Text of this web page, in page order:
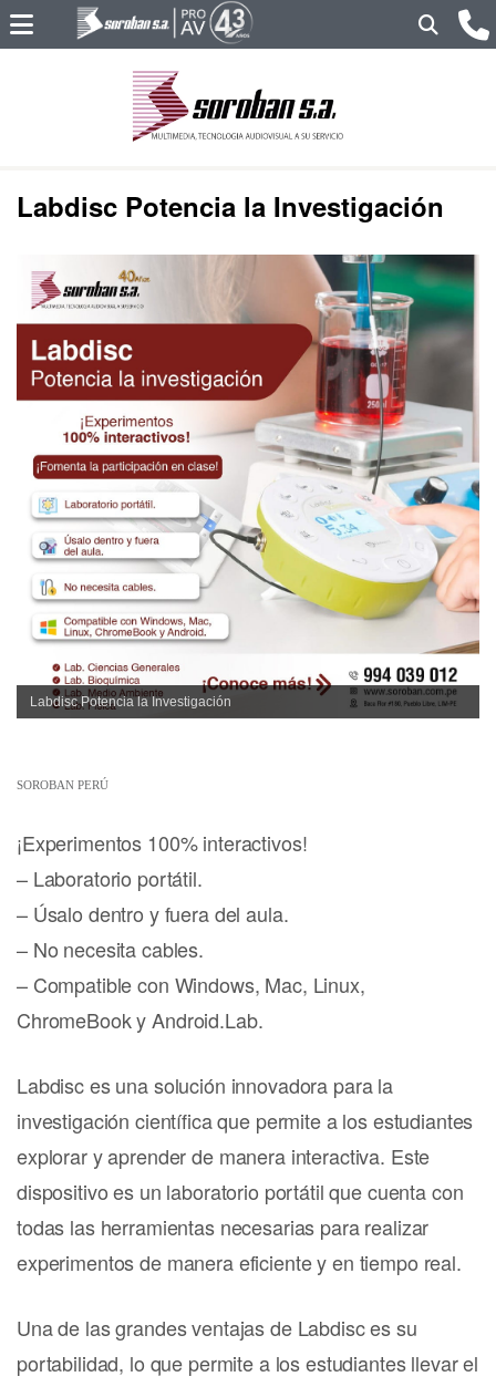
Labdisc Potencia la Investigación
Labdisc Potencia la Investigación
SOROBAN PERÚ
¡Experimentos 100% interactivos!
– Laboratorio portátil.
– Úsalo dentro y fuera del aula.
– No necesita cables.
– Compatible con Windows, Mac, Linux,
ChromeBook y Android.Lab.
Labdisc es una solución innovadora para la
investigación científica que permite a los estudiantes
explorar y aprender de manera interactiva. Este
dispositivo es un laboratorio portátil que cuenta con
todas las herramientas necesarias para realizar
experimentos de manera eficiente y en tiempo real.
Una de las grandes ventajas de Labdisc es su
portabilidad, lo que permite a los estudiantes llevar el